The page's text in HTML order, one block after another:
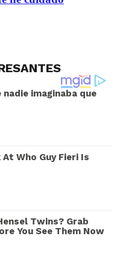
imaginaba que
At Who Guy Fieri Is
Twins? Grab
You See Them Now